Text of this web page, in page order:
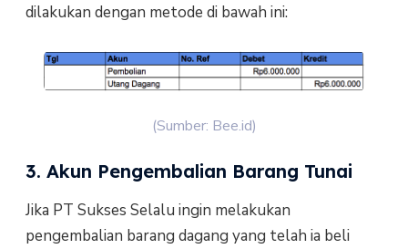
dilakukan dengan metode di bawah ini:
(Sumber: Bee.id)
3. Akun Pengembalian Barang Tunai
Jika PT Sukses Selalu ingin melakukan
pengembalian barang dagang yang telah ia beli